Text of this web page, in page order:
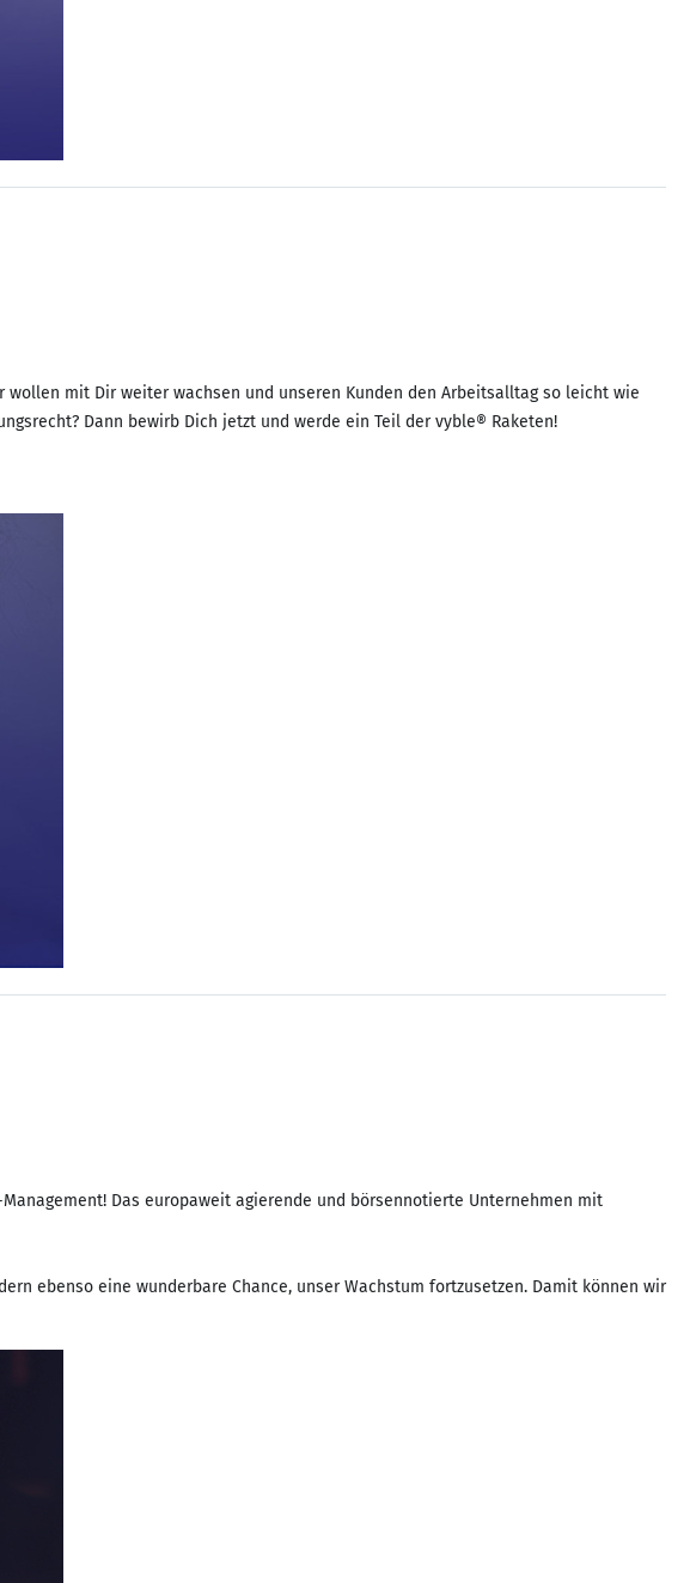
mit Dir weiter wachsen und unseren Kunden den Arbeitsalltag so leicht wie
Das europaweit agierende und börsennotierte Unternehmen mit
ebenso eine wunderbare Chance, unser Wachstum fortzusetzen. Damit können wir